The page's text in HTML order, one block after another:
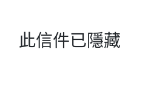
此信件已隱藏